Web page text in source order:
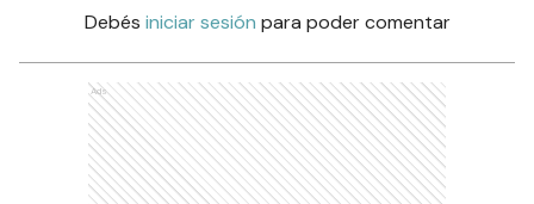
Debés iniciar sesión para poder comentar
Ads